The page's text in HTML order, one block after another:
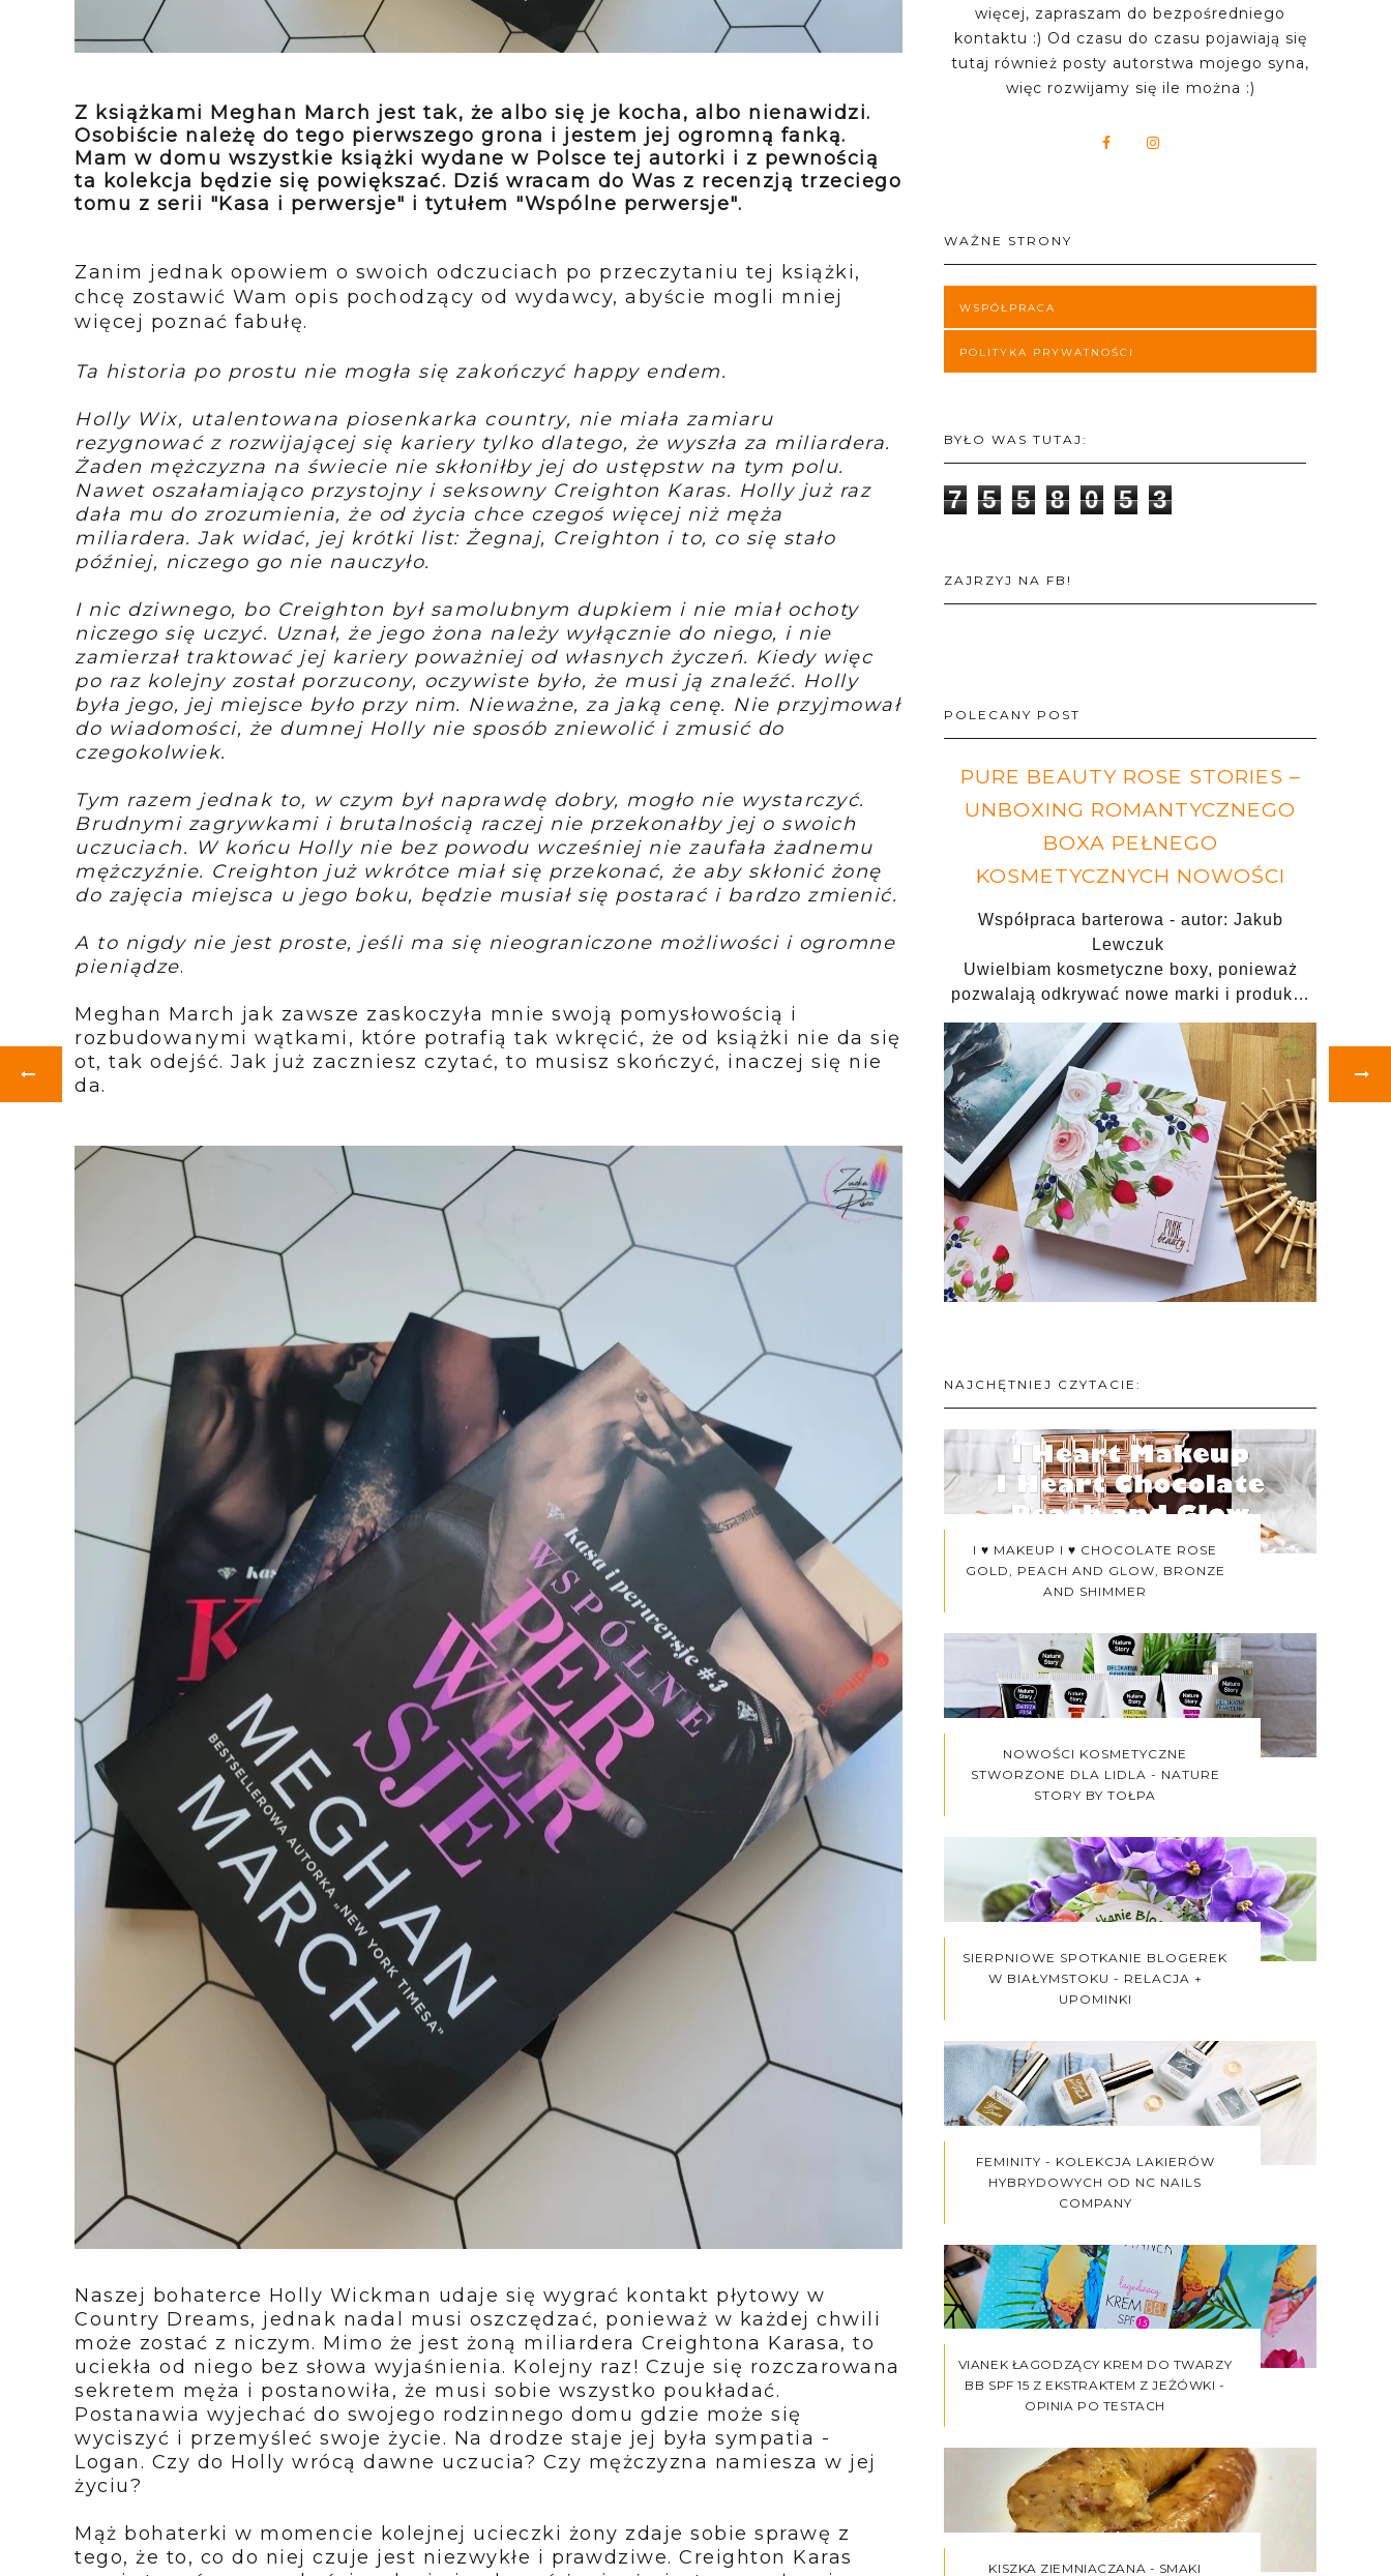
Z książkami Meghan March jest tak, że albo się je kocha, albo nienawidzi.
Osobiście należę do tego pierwszego grona i jestem jej ogromną fanką.
Mam w domu wszystkie książki wydane w Polsce tej autorki i z pewnością
ta kolekcja będzie się powiększać. Dziś wracam do Was z recenzją trzeciego
tomu z serii "Kasa i perwersje" i tytułem "Wspólne perwersje".
Zanim jednak opowiem o swoich odczuciach po przeczytaniu tej książki,
chcę zostawić Wam opis pochodzący od wydawcy, abyście mogli mniej
więcej poznać fabułę.
Ta historia po prostu nie mogła się zakończyć happy endem.
Holly Wix, utalentowana piosenkarka country, nie miała zamiaru
rezygnować z rozwijającej się kariery tylko dlatego, że wyszła za miliardera.
Żaden mężczyzna na świecie nie skłoniłby jej do ustępstw na tym polu.
Nawet oszałamiająco przystojny i seksowny Creighton Karas. Holly już raz
dała mu do zrozumienia, że od życia chce czegoś więcej niż męża
miliardera. Jak widać, jej krótki list: Żegnaj, Creighton i to, co się stało
później, niczego go nie nauczyło.
I nic dziwnego, bo Creighton był samolubnym dupkiem i nie miał ochoty
niczego się uczyć. Uznał, że jego żona należy wyłącznie do niego, i nie
zamierzał traktować jej kariery poważniej od własnych życzeń. Kiedy więc
po raz kolejny został porzucony, oczywiste było, że musi ją znaleźć. Holly
była jego, jej miejsce było przy nim. Nieważne, za jaką cenę. Nie przyjmował
do wiadomości, że dumnej Holly nie sposób zniewolić i zmusić do
czegokolwiek.
Tym razem jednak to, w czym był naprawdę dobry, mogło nie wystarczyć.
Brudnymi zagrywkami i brutalnością raczej nie przekonałby jej o swoich
uczuciach. W końcu Holly nie bez powodu wcześniej nie zaufała żadnemu
mężczyźnie. Creighton już wkrótce miał się przekonać, że aby skłonić żonę
do zajęcia miejsca u jego boku, będzie musiał się postarać i bardzo zmienić.
A to nigdy nie jest proste, jeśli ma się nieograniczone możliwości i ogromne
pieniądze.
Meghan March jak zawsze zaskoczyła mnie swoją pomysłowością i
rozbudowanymi wątkami, które potrafią tak wkręcić, że od książki nie da się
ot, tak odejść. Jak już zaczniesz czytać, to musisz skończyć, inaczej się nie
da.
Naszej bohaterce Holly Wickman udaje się wygrać kontakt płytowy w
Country Dreams, jednak nadal musi oszczędzać, ponieważ w każdej chwili
może zostać z niczym. Mimo że jest żoną miliardera Creightona Karasa, to
uciekła od niego bez słowa wyjaśnienia. Kolejny raz! Czuje się rozczarowana
sekretem męża i postanowiła, że musi sobie wszystko poukładać.
Postanawia wyjechać do swojego rodzinnego domu gdzie może się
wyciszyć i przemyśleć swoje życie. Na drodze staje jej była sympatia -
Logan. Czy do Holly wrócą dawne uczucia? Czy mężczyzna namiesza w jej
życiu?
Mąż bohaterki w momencie kolejnej ucieczki żony zdaje sobie sprawę z
tego, że to, co do niej czuje jest niezwykłe i prawdziwe. Creighton Karas
więcej, zapraszam do bezpośredniego
kontaktu :) Od czasu do czasu pojawiają się
tutaj również posty autorstwa mojego syna,
więc rozwijamy się ile można :)
WAŻNE STRONY
WSPÓŁPRACA
POLITYKA PRYWATNOŚCI
BYŁO WAS TUTAJ:
7 5 5 8 0 5 3
ZAJRZYJ NA FB!
POLECANY POST
PURE BEAUTY ROSE STORIES –
UNBOXING ROMANTYCZNEGO
BOXA PEŁNEGO
KOSMETYCZNYCH NOWOŚCI
Współpraca barterowa - autor: Jakub
Lewczuk
Uwielbiam kosmetyczne boxy, ponieważ
pozwalają odkrywać nowe marki i produk…
NAJCHĘTNIEJ CZYTACIE:
I ♥ MAKEUP I ♥ CHOCOLATE ROSE
GOLD, PEACH AND GLOW, BRONZE
AND SHIMMER
NOWOŚCI KOSMETYCZNE
STWORZONE DLA LIDLA - NATURE
STORY BY TOŁPA
SIERPNIOWE SPOTKANIE BLOGEREK
W BIAŁYMSTOKU - RELACJA +
UPOMINKI
FEMINITY - KOLEKCJA LAKIERÓW
HYBRYDOWYCH OD NC NAILS
COMPANY
VIANEK ŁAGODZĄCY KREM DO TWARZY
BB SPF 15 Z EKSTRAKTEM Z JEŻÓWKI -
OPINIA PO TESTACH
KISZKA ZIEMNIACZANA - SMAKI